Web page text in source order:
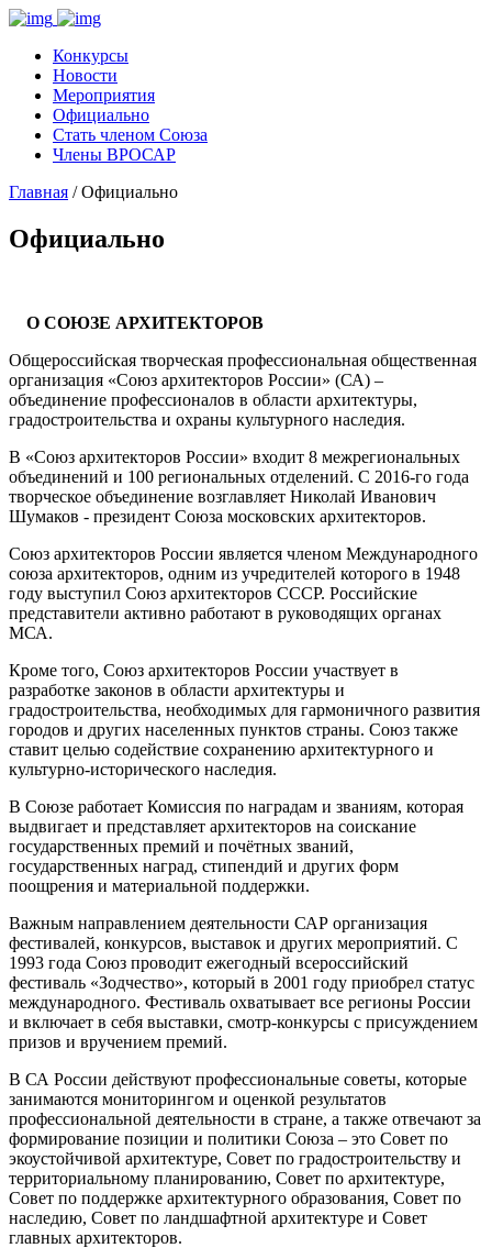
Конкурсы
Новости
Мероприятия
Официально
Стать членом Союза
Члены ВРОСАР
Главная / Официально
Официально
О СОЮЗЕ АРХИТЕКТОРОВ
Общероссийская творческая профессиональная общественная
организация «Союз архитекторов России» (СА) –
объединение профессионалов в области архитектуры,
градостроительства и охраны культурного наследия.
В «Союз архитекторов России» входит 8 межрегиональных
объединений и 100 региональных отделений. С 2016-го года
творческое объединение возглавляет Николай Иванович
Шумаков - президент Союза московских архитекторов.
Союз архитекторов России является членом Международного
союза архитекторов, одним из учредителей которого в 1948
году выступил Союз архитекторов СССР. Российские
представители активно работают в руководящих органах
МСА.
Кроме того, Союз архитекторов России участвует в
разработке законов в области архитектуры и
градостроительства, необходимых для гармоничного развития
городов и других населенных пунктов страны. Союз также
ставит целью содействие сохранению архитектурного и
культурно-исторического наследия.
В Союзе работает Комиссия по наградам и званиям, которая
выдвигает и представляет архитекторов на соискание
государственных премий и почётных званий,
государственных наград, стипендий и других форм
поощрения и материальной поддержки.
Важным направлением деятельности САР организация
фестивалей, конкурсов, выставок и других мероприятий. С
1993 года Союз проводит ежегодный всероссийский
фестиваль «Зодчество», который в 2001 году приобрел статус
международного. Фестиваль охватывает все регионы России
и включает в себя выставки, смотр-конкурсы с присуждением
призов и вручением премий.
В СА России действуют профессиональные советы, которые
занимаются мониторингом и оценкой результатов
профессиональной деятельности в стране, а также отвечают за
формирование позиции и политики Союза – это Совет по
экоустойчивой архитектуре, Совет по градостроительству и
территориальному планированию, Совет по архитектуре,
Совет по поддержке архитектурного образования, Совет по
наследию, Совет по ландшафтной архитектуре и Совет
главных архитекторов.